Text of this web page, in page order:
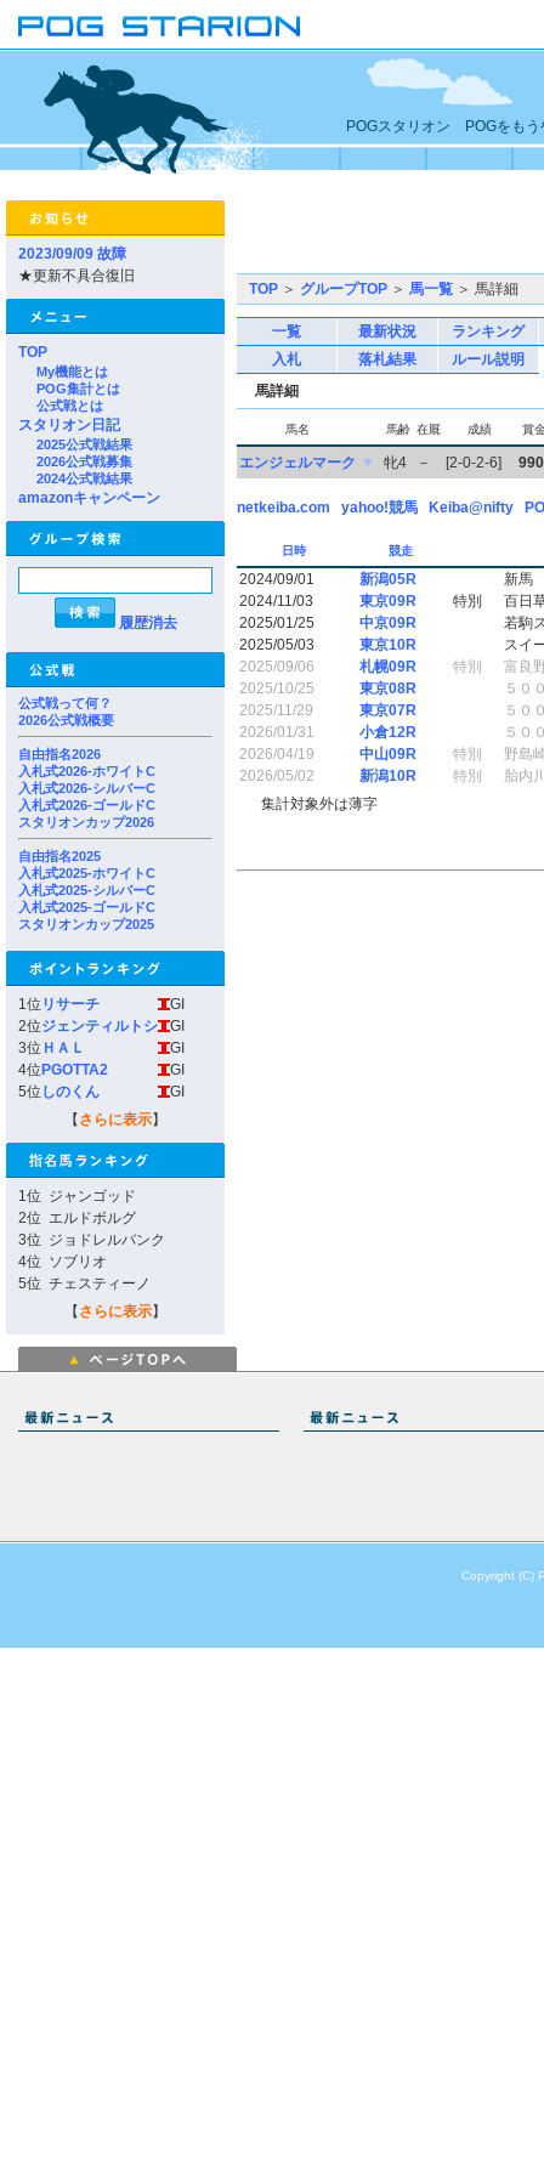
POGスタリオン POGをもう
2023/09/09 故障
★更新不具合復旧
TOP
My機能とは
POG集計とは
公式戦とは
スタリオン日記
2025公式戦結果
2026公式戦募集
2024公式戦結果
amazonキャンペーン
履歴消去
公式戦って何？
2026公式戦概要
自由指名2026
入札式2026-ホワイトC
入札式2026-シルバーC
入札式2026-ゴールドC
スタリオンカップ2026
自由指名2025
入札式2025-ホワイトC
入札式2025-シルバーC
入札式2025-ゴールドC
スタリオンカップ2025
1位 リサーチ
GI
2位ジェンティルトシ
GI
3位 ＨＡＬ
GI
4位 PGOTTA2
GI
5位 しのくん
GI
【 さらに表示】
1位 ジャンゴッド
2位 エルドボルグ
3位 ジョドレルバンク
4位 ソブリオ
5位 チェスティーノ
【 さらに表示】
TOP ＞ グループTOP ＞ 馬一覧 ＞ 馬詳細
一覧 最新状況
ランキング
入札
落札結果
ルール説明
馬詳細
馬名 馬齢 在厩 成績 賞
エンジェルマーク ▼ 牝4 － [2-0-2-6] 990
netkeiba.com yahoo!競馬 Keiba@nifty
日時 競走
2024/09/01 新潟05R
新馬
2024/11/03
東京09R 特別
百日
2025/01/25
中京09R
若駒
2025/05/03
東京10R
スイ
2025/09/06
札幌09R 特別
富良
2025/10/25
東京08R
５０
2025/11/29
東京07R
５０
2026/01/31
小倉12R
５０
2026/04/19
中山09R 特別
野島
2026/05/02
新潟10R 特別
胎内
集計対象外は薄字
Copyright (C)